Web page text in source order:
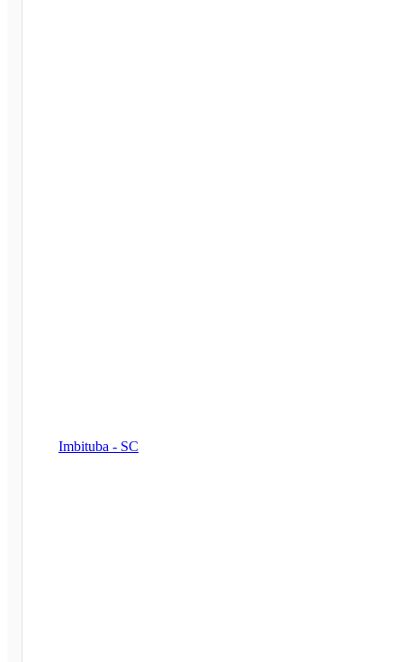
Imbituba - SC